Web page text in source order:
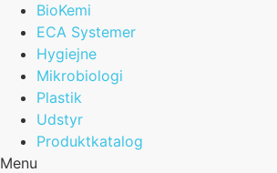
BioKemi
ECA Systemer
Hygiejne
Mikrobiologi
Plastik
Udstyr
Produktkatalog
Menu